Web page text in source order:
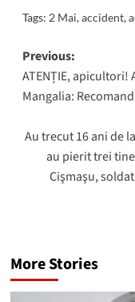
Tags: 2 Mai,accident,
Post
navigation
Previous:
ATENȚIE, apicultori!
Mangalia:
Au trecut 16 ani de
au pierit trei
Cişmaşu,
More Stories